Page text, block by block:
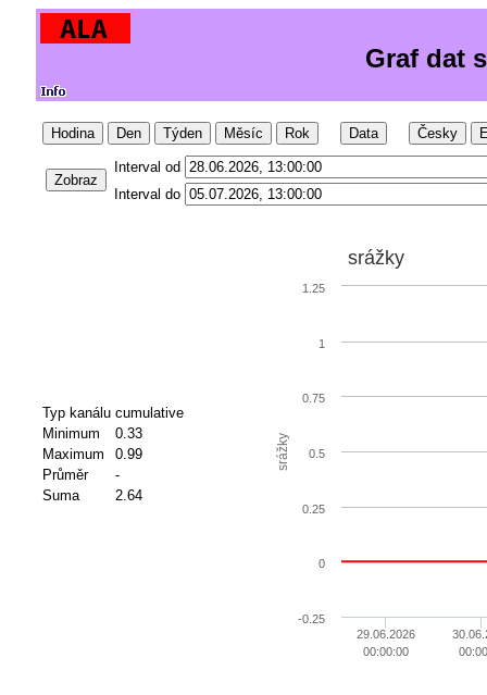
Graf dat
Hodina Den Týden Měsíc Rok Data Česky
Zobraz
Interval od
Interval do
Typ kanálu cumulative
Minimum
0.33
Maximum
0.99
Průměr
-
Suma
2.64
srážky
srážky
29.06.2026
00:00:00
-0.25
0
0.25
0.5
0.75
1
1.25